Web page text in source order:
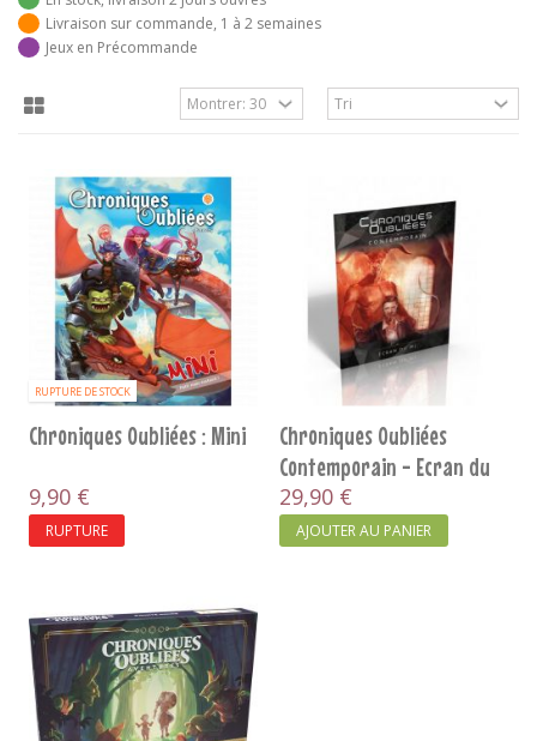
Livraison sur commande, 1 à 2 semaines
Jeux en Précommande
RUPTURE DE STOCK
Chroniques Oubliées : Mini
9,90 €
RUPTURE
Chroniques Oubliées
Contemporain - Ecran du
MJ
29,90 €
AJOUTER AU PANIER